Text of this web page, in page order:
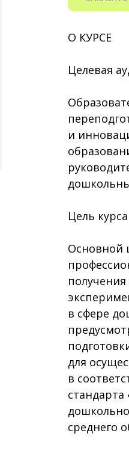
О КУРСЕ
Целевая
и
Цель курса
Основной
в сфере
для
в
стандарта
среднего